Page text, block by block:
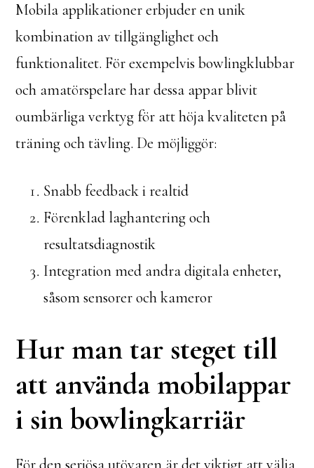
Mobila applikationer erbjuder en unik
kombination av tillgänglighet och
funktionalitet. För exempelvis bowlingklubbar
och amatörspelare har dessa appar blivit
oumbärliga verktyg för att höja kvaliteten på
träning och tävling. De möjliggör:
Snabb feedback i realtid
Förenklad laghantering och
resultatsdiagnostik
Integration med andra digitala enheter,
såsom sensorer och kameror
Hur man tar steget till
att använda mobilappar
i sin bowlingkarriär